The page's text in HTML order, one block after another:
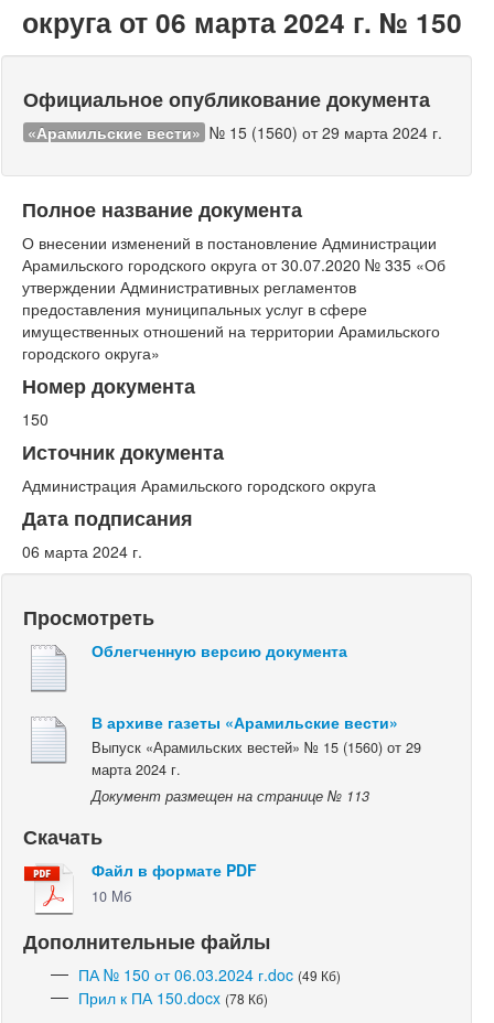
округа от 06 марта 2024 г. № 150
Официальное опубликование документа
«Арамильские вести» № 15 (1560) от 29 марта 2024 г.
Полное название документа
О внесении изменений в постановление Администрации
Арамильского городского округа от 30.07.2020 № 335 «Об
утверждении Административных регламентов
предоставления муниципальных услуг в сфере
имущественных отношений на территории Арамильского
городского округа»
Номер документа
150
Источник документа
Администрация Арамильского городского округа
Дата подписания
06 марта 2024 г.
Просмотреть
Облегченную версию документа
В архиве газеты «Арамильские вести»
Выпуск «Арамильских вестей» № 15 (1560) от 29
марта 2024 г.
Документ размещен на странице № 113
Скачать
Файл в формате PDF
10 Мб
Дополнительные файлы
ПА № 150 от 06.03.2024 г.doc (49 Кб)
Прил к ПА 150.docx (78 Кб)